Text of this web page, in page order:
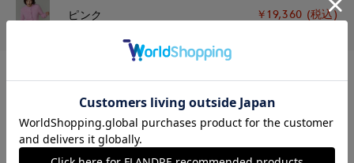
ピンク ￥19,360 (税込)